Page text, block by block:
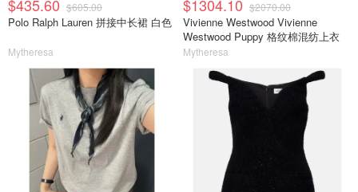
$435.60 $605.00
Polo Ralph Lauren 拼接中长裙 白色
Mytheresa
$1304.10 $2070.00
Vivienne Westwood Vivienne
Westwood Puppy 格纹棉混纺上衣
Mytheresa